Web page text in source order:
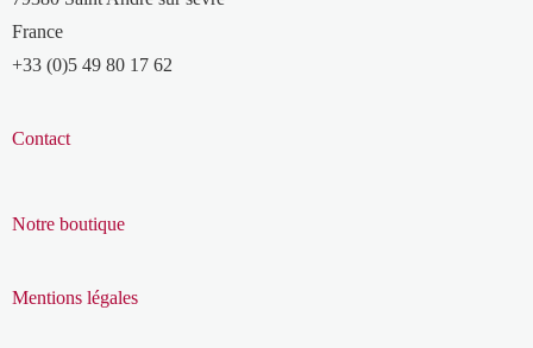
France
+33 (0)5 49 80 17 62
Contact
Notre boutique
Mentions légales